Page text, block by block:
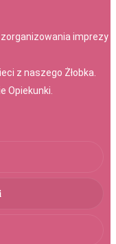
imprezy
z naszego Żłobka.
Opiekunki.